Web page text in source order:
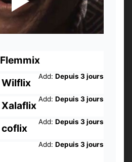
Flemmix
Add: Depuis 3 jours
Wilflix
Add: Depuis 3 jours
Xalaflix
Add: Depuis 3 jours
coflix
Add: Depuis 3 jours